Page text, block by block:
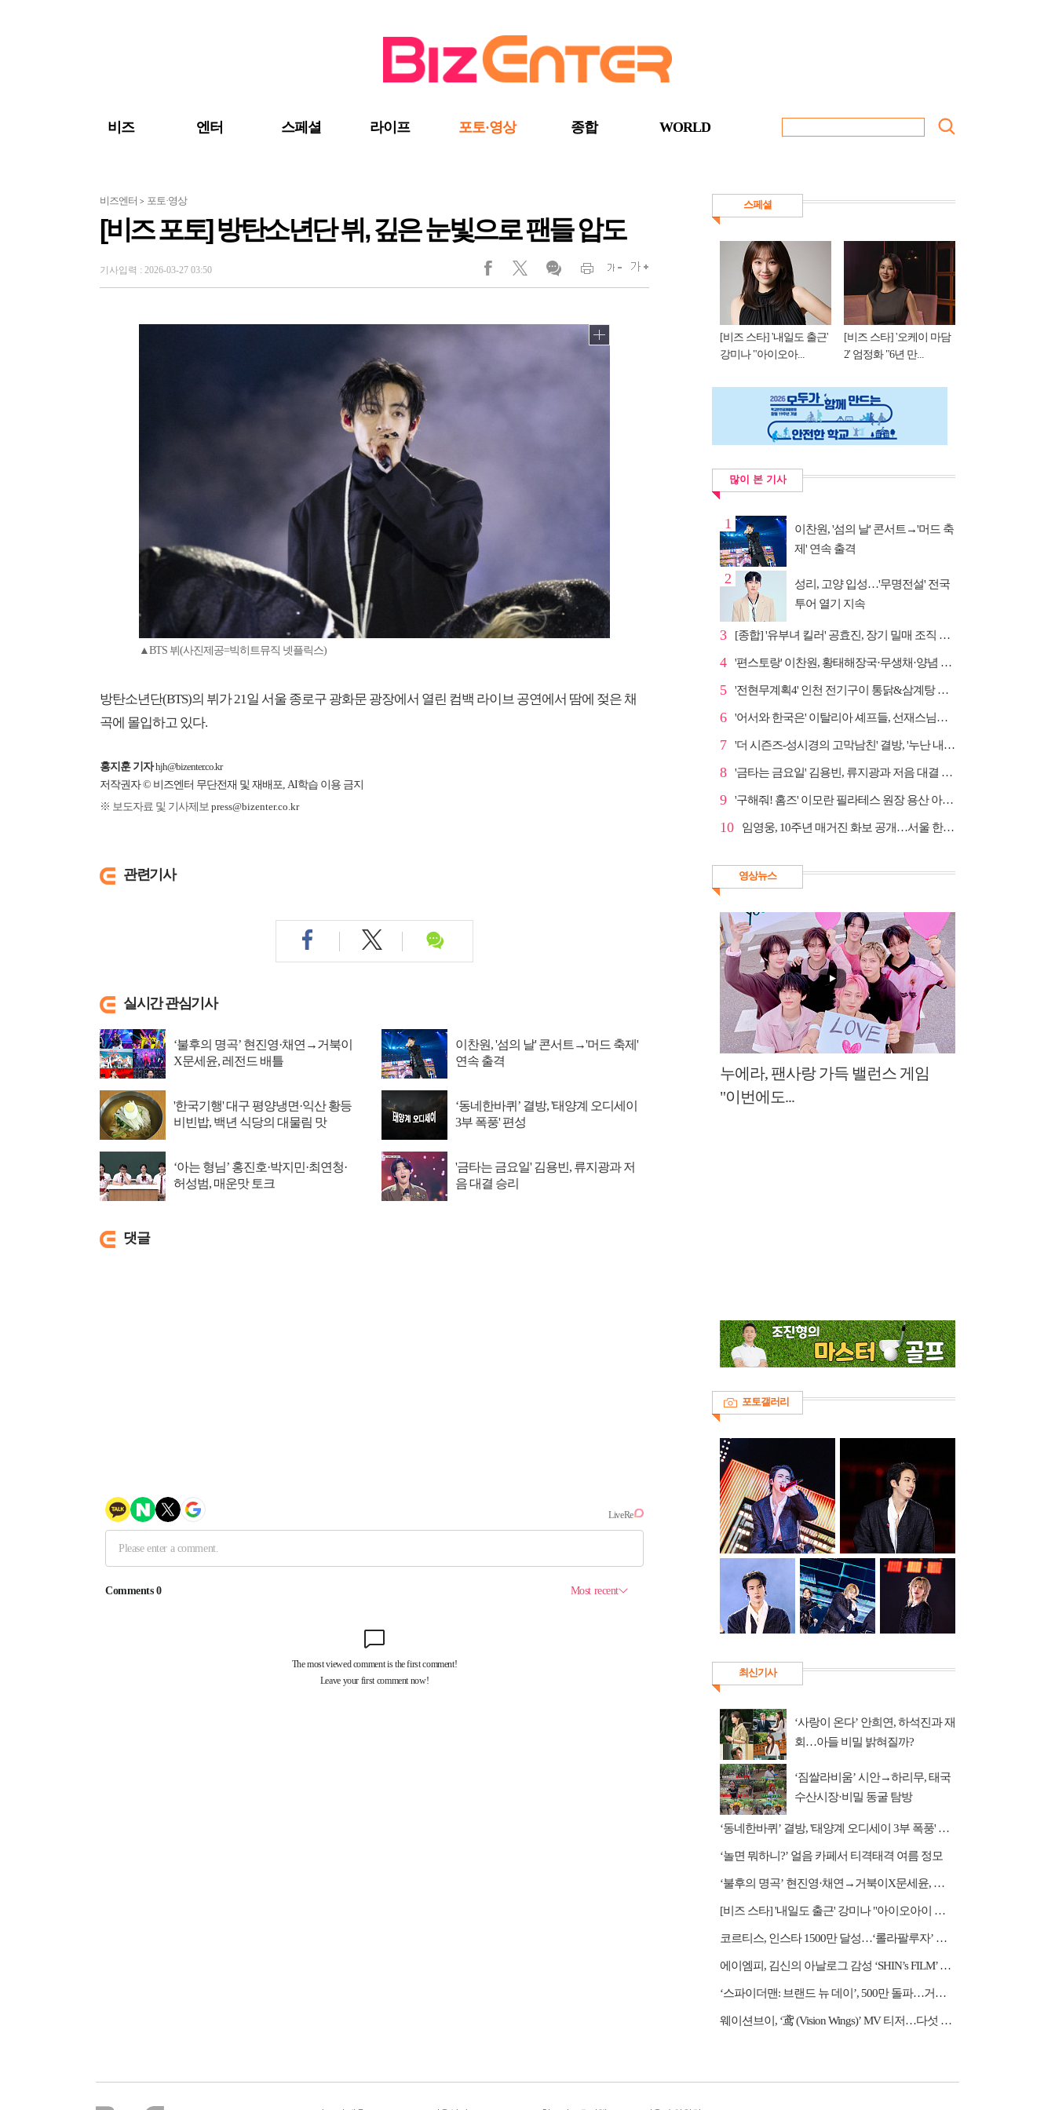
비즈 엔터 스페셜 라이프 포토·영상 종합 WORLD
비즈엔터 > 포토·영상
[비즈 포토] 방탄소년단 뷔, 깊은 눈빛으로 팬들 압도
기사입력 : 2026-03-27 03:50
▲BTS 뷔(사진제공=빅히트뮤직 넷플릭스)
방탄소년단(BTS)의 뷔가 21일 서울 종로구 광화문 광장에서 열린 컴백 라이브 공연에서 땀에 젖은 채
곡에 몰입하고 있다.
홍지훈 기자 hjh@bizenter.co.kr
저작권자 © 비즈엔터 무단전재 및 재배포, AI학습 이용 금지
※ 보도자료 및 기사제보 press@bizenter.co.kr
관련기사
실시간 관심기사
‘불후의 명곡’ 현진영·채연→거북이
X문세윤, 레전드 배틀
이찬원, '섬의 날' 콘서트→'머드 축제'
연속 출격
'한국기행' 대구 평양냉면·익산 황등
비빈밥, 백년 식당의 대물림 맛
‘동네한바퀴’ 결방, '태양계 오디세이
3부 폭풍' 편성
‘아는 형님’ 홍진호·박지민·최연청·
허성범, 매운맛 토크
'금타는 금요일' 김용빈, 류지광과 저
음 대결 승리
댓글
스페셜
[비즈 스타] '내일도 출근'
강미나 "아이오아...
[비즈 스타] '오케이 마담
2' 엄정화 "6년 만...
많이 본 기사
1
이찬원, '섬의 날' 콘서트→'머드 축
제' 연속 출격
2
성리, 고양 입성…'무명전설' 전국
투어 열기 지속
3 [종합] '유부녀 킬러' 공효진, 장기 밀매 조직 소탕…4...
4 '편스토랑' 이찬원, 황태해장국·무생채·양념 목살구이 ...
5 '전현무계획4' 인천 전기구이 통닭&삼계탕 노포 맛집 탐방
6 '어서와 한국은' 이탈리아 셰프들, 선재스님→라연 차도...
7 '더 시즌즈-성시경의 고막남친' 결방, '누난 내게 여자...
8 '금타는 금요일' 김용빈, 류지광과 저음 대결 승리
9 '구해줘! 홈즈' 이모란 필라테스 원장 용산 아파트 방...
10 임영웅, 10주년 매거진 화보 공개…서울 한복판 대형 현...
영상뉴스
누에라, 팬사랑 가득 밸런스 게임
"이번에도...
포토갤러리
최신기사
‘사랑이 온다’ 안희연, 하석진과 재
회…아들 비밀 밝혀질까?
‘짐쌀라비움’ 시안→하리무, 태국
수산시장·비밀 동굴 탐방
‘동네한바퀴’ 결방, '태양계 오디세이 3부 폭풍' 편성
‘놀면 뭐하니?’ 얼음 카페서 티격태격 여름 정모
‘불후의 명곡’ 현진영·채연→거북이X문세윤, 레전드 배틀
[비즈 스타] '내일도 출근' 강미나 "아이오아이 불화설? 사실 아냐"(인터뷰)
코르티스, 인스타 1500만 달성…‘롤라팔루자’ 무대 열기 이어간다
에이엠피, 김신의 아날로그 감성 ‘SHIN’s FILM’ 공개
‘스파이더맨: 브랜드 뉴 데이’, 500만 돌파…거침없는 흥행 질주
웨이션브이, ‘鸢 (Vision Wings)’ MV 티저…다섯 전사들의 강렬한 비상